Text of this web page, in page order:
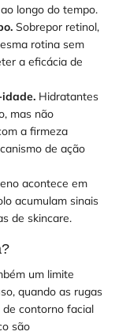
longo do tempo.
Sobrepor retinol,
rotina sem
a eficácia de
Hidratantes
mas não
a firmeza
de ação
acontece em
acumulam sinais
de skincare.
um limite
quando as rugas
contorno facial
são